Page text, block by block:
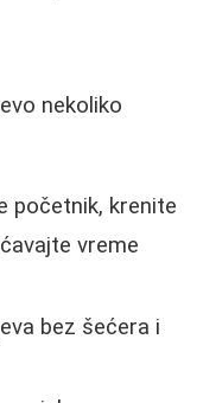
nekoliko
početnik, krenite
vreme
bez šećera i